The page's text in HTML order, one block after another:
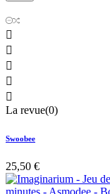





La revue(0)
Swoobee
25,50 €